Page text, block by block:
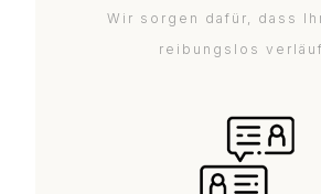
Wir sorgen dafür, dass
reibungslos